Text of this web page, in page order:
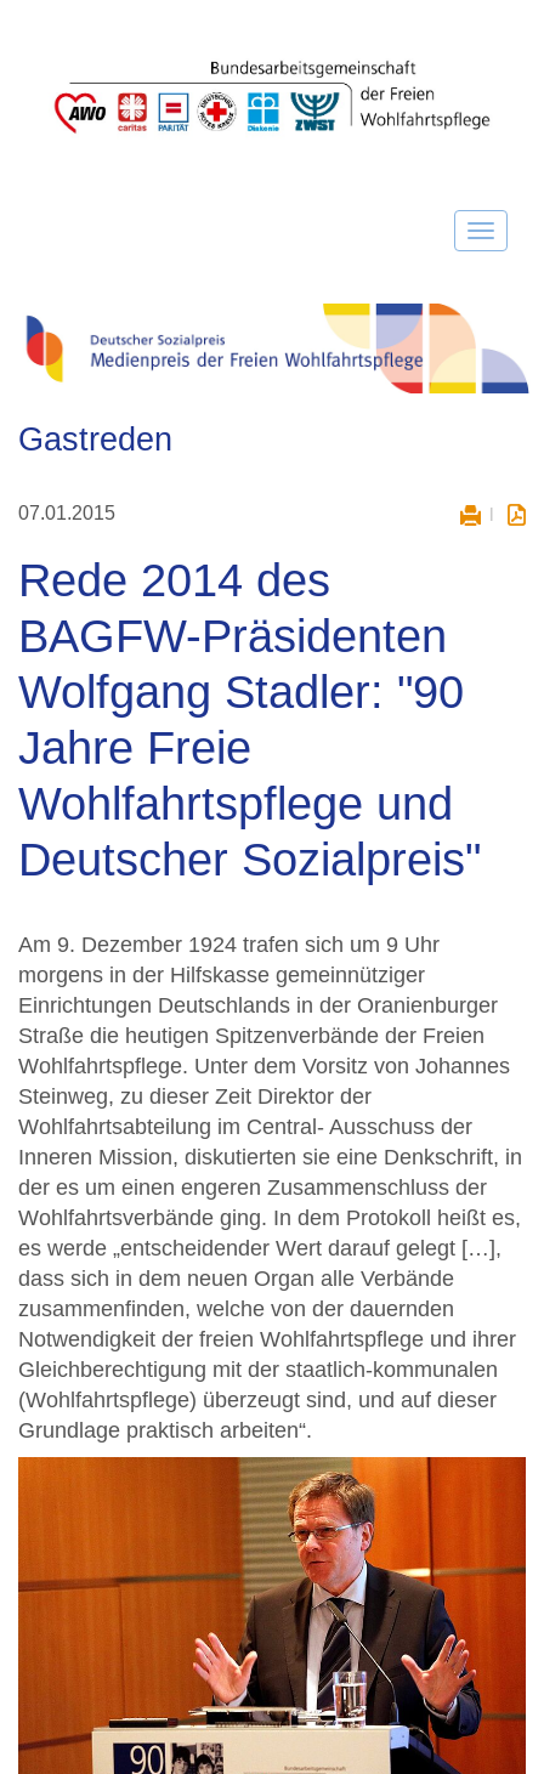
Gastreden
07.01.2015
Rede 2014 des
BAGFW-Präsidenten
Wolfgang Stadler: "90
Jahre Freie
Wohlfahrtspflege und
Deutscher Sozialpreis"
Am 9. Dezember 1924 trafen sich um 9 Uhr
morgens in der Hilfskasse gemeinnütziger
Einrichtungen Deutschlands in der Oranienburger
Straße die heutigen Spitzenverbände der Freien
Wohlfahrtspflege. Unter dem Vorsitz von Johannes
Steinweg, zu dieser Zeit Direktor der
Wohlfahrtsabteilung im Central- Ausschuss der
Inneren Mission, diskutierten sie eine Denkschrift, in
der es um einen engeren Zusammenschluss der
Wohlfahrtsverbände ging. In dem Protokoll heißt es,
es werde „entscheidender Wert darauf gelegt […],
dass sich in dem neuen Organ alle Verbände
zusammenfinden, welche von der dauernden
Notwendigkeit der freien Wohlfahrtspflege und ihrer
Gleichberechtigung mit der staatlich-kommunalen
(Wohlfahrtspflege) überzeugt sind, und auf dieser
Grundlage praktisch arbeiten“.